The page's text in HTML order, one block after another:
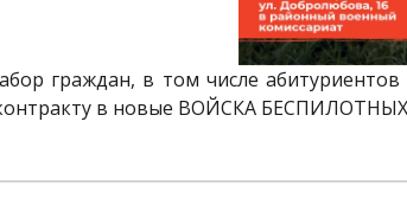
граждан, в том числе
в новые ВОЙСКА